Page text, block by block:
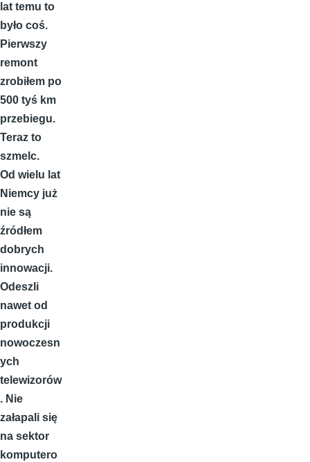
lat temu to
było coś.
Pierwszy
remont
zrobiłem po
500 tyś km
przebiegu.
Teraz to
szmelc.
Od wielu lat
Niemcy już
nie są
źródłem
dobrych
innowacji.
Odeszli
nawet od
produkcji
nowoczesn
ych
telewizorów
. Nie
załapali się
na sektor
komputero